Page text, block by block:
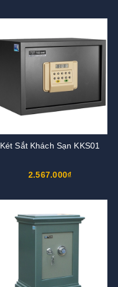
Két Sắt Khách Sạn KKS01
2.567.000₫